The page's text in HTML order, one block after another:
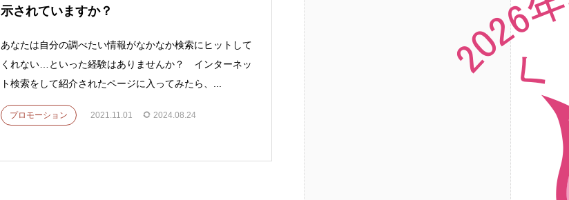
示されていますか？
あなたは自分の調べたい情報がなかなか検索にヒットして
くれない…といった経験はありませんか？ インターネッ
ト検索をして紹介されたページに入ってみたら、...
プロモーション 2021.11.01 2024.08.24